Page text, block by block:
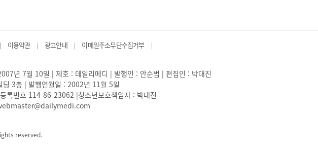
| 이용약관 | 광고안내 | 이메일주소무단수집거부 |
년 7월 10일 | 제호 : 데일리메디 | 발행인 : 안순범 | 편집인 : 박대진
3층 | 발행연월일 : 2002년 11월 5일
번호 114-86-23062 |청소년보호책임자 : 박대진
reserved.